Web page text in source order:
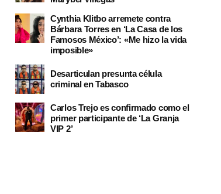
Cynthia Klitbo arremete contra
Bárbara Torres en ‘La Casa de los
Famosos México’: «Me hizo la vida
imposible»
Desarticulan presunta célula
criminal en Tabasco
Carlos Trejo es confirmado como el
primer participante de ‘La Granja
VIP 2’